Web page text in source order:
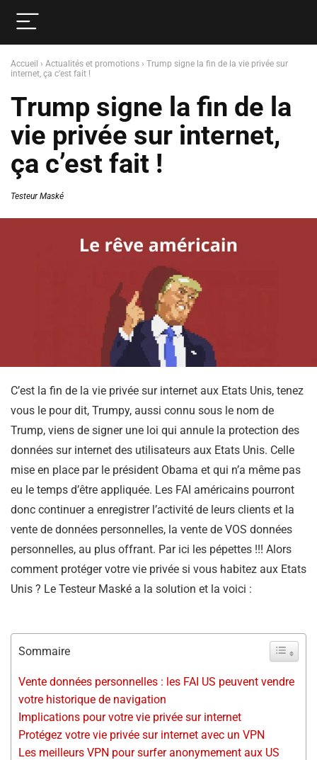
Accueil › Actualités et promotions › Trump signe la fin de la vie privée sur
internet, ça c’est fait !
Trump signe la fin de la
vie privée sur internet,
ça c’est fait !
Testeur Maské
C’est la fin de la vie privée sur internet aux Etats Unis, tenez
vous le pour dit, Trumpy, aussi connu sous le nom de
Trump, viens de signer une loi qui annule la protection des
données sur internet des utilisateurs aux Etats Unis. Celle
mise en place par le président Obama et qui n’a même pas
eu le temps d’être appliquée. Les FAI américains pourront
donc continuer a enregistrer l’activité de leurs clients et la
vente de données personnelles, la vente de VOS données
personnelles, au plus offrant. Par ici les pépettes !!! Alors
comment protéger votre vie privée si vous habitez aux Etats
Unis ? Le Testeur Maské a la solution et la voici :
Sommaire
Vente données personnelles : les FAI US peuvent vendre
votre historique de navigation
Implications pour votre vie privée sur internet
Protégez votre vie privée sur internet avec un VPN
Les meilleurs VPN pour surfer anonymement aux US